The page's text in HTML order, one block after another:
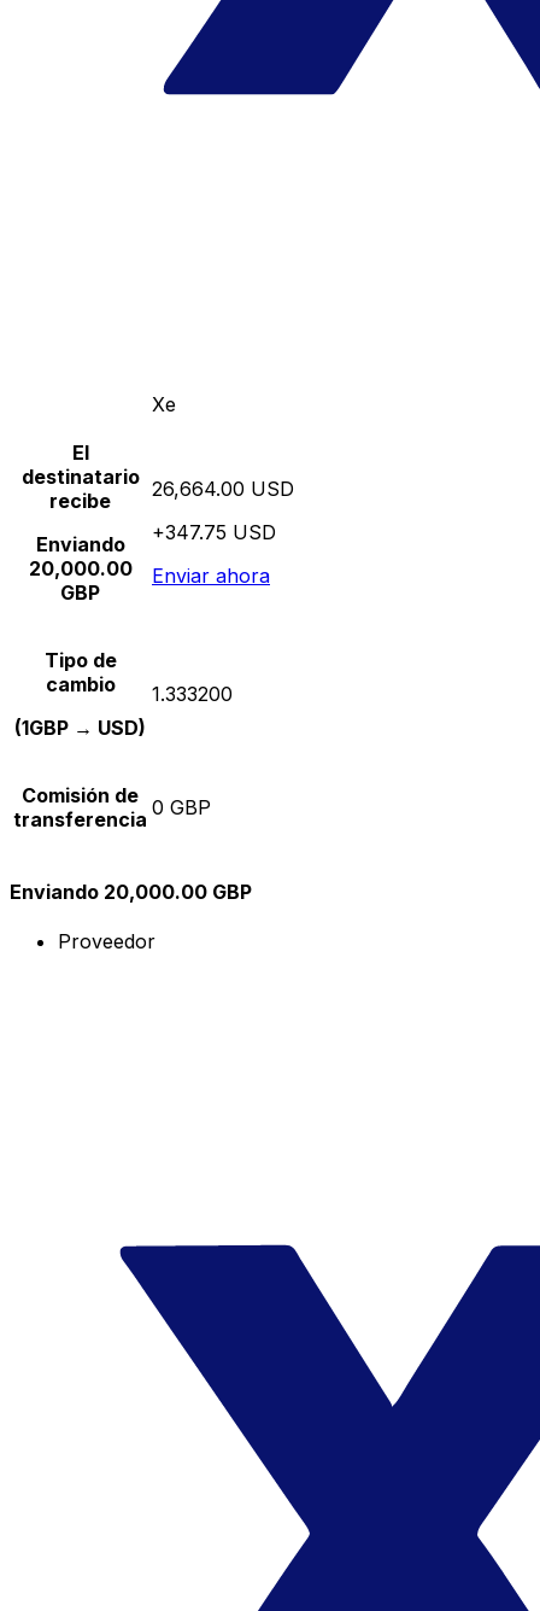
Xe
El
destinatario
recibe
Enviando
20,000.00
GBP
26,664.00 USD
+347.75 USD
Enviar ahora
Tipo de
cambio
(1GBP → USD)
1.333200
Comisión de
transferencia 0 GBP
Enviando 20,000.00 GBP
Proveedor